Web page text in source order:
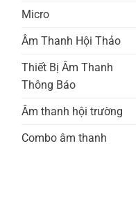
Micro
Âm Thanh Hội Thảo
Thiết Bị Âm Thanh
Thông Báo
Âm thanh hội trường
Combo âm thanh